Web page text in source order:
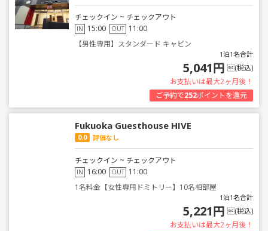
チェックイン ~ チェックアウト
IN 15:00 OUT 11:00
【男性専用】スタンダード キャビン
1泊1名合計
5,041円 (税込)
お支払いは最大2ヶ月後！
ご予約で252ポイントを還元
Fukuoka Guesthouse HIVE
0.0 評価なし
チェックイン ~ チェックアウト
IN 16:00 OUT 11:00
1名料金【女性専用ドミトリー】10名相部屋
1泊1名合計
5,221円 (税込)
お支払いは最大2ヶ月後！